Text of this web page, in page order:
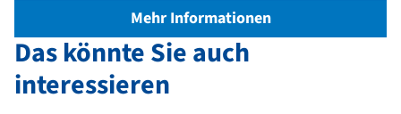
Mehr Informationen
Das könnte Sie auch
interessieren